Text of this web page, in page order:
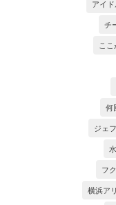
アイ
チ
こ
何
ジェ
フ
横浜ア